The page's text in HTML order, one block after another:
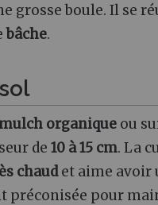
grosse boule. Il se
bâche.
mulch organique ou
de 10 à 15 cm. La
chaudet aime avoir
préconisée pour